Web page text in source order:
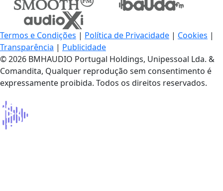
Termos e Condições | Política de Privacidade | Cookies |
Transparência | Publicidade
© 2026 BMHAUDIO Portugal Holdings, Unipessoal Lda. &
Comandita, Qualquer reprodução sem consentimento é
expressamente proibida. Todos os direitos reservados.